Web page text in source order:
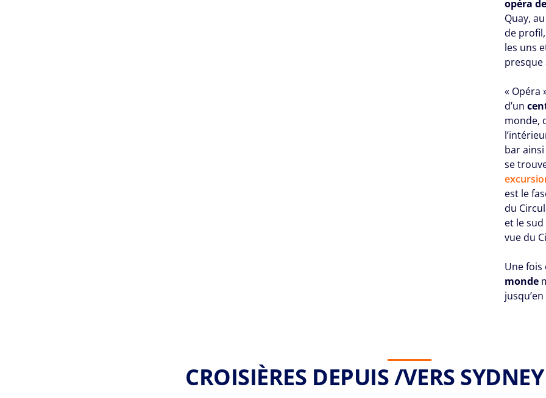
opéra
Quay,
de
les uns
presque
« Opéra
d’un
monde,
bar
se
est le
du
et le
vue du
Une
monde
CROISIÈRES DEPUIS /VERS